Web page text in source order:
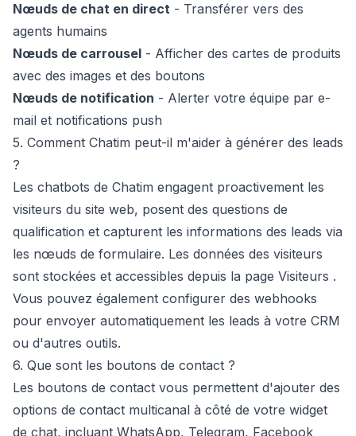
Nœuds de chat en direct - Transférer vers des
agents humains
Nœuds de carrousel - Afficher des cartes de produits
avec des images et des boutons
Nœuds de notification - Alerter votre équipe par e-
mail et notifications push
5. Comment Chatim peut-il m'aider à générer des leads
?
Les chatbots de Chatim engagent proactivement les
visiteurs du site web, posent des questions de
qualification et capturent les informations des leads via
les nœuds de formulaire. Les données des visiteurs
sont stockées et accessibles depuis la page Visiteurs .
Vous pouvez également configurer des webhooks
pour envoyer automatiquement les leads à votre CRM
ou d'autres outils.
6. Que sont les boutons de contact ?
Les boutons de contact vous permettent d'ajouter des
options de contact multicanal à côté de votre widget
de chat, incluant WhatsApp, Telegram, Facebook